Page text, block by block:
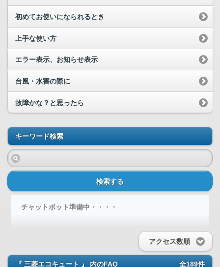
初めてお使いになられるとき
上手な使い方
エラー表示、お知らせ表示
台風・水害の際に
故障かな？と思ったら
キーワード検索
検索する
チャットボット準備中・・・・
アクセス数順
『 三菱エコキュート 』 内のFAQ 全189件